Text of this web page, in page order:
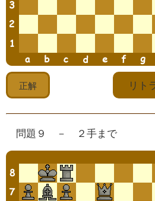
問題９ － ２手まで